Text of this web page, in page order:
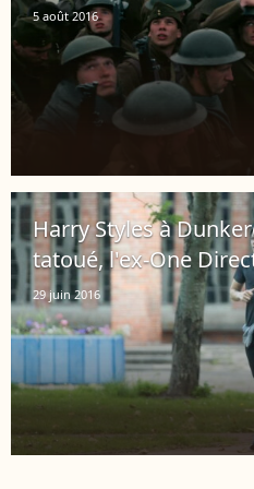
5 août 2016
Harry Styles à
tatoué, l'ex-One
29 juin 2016